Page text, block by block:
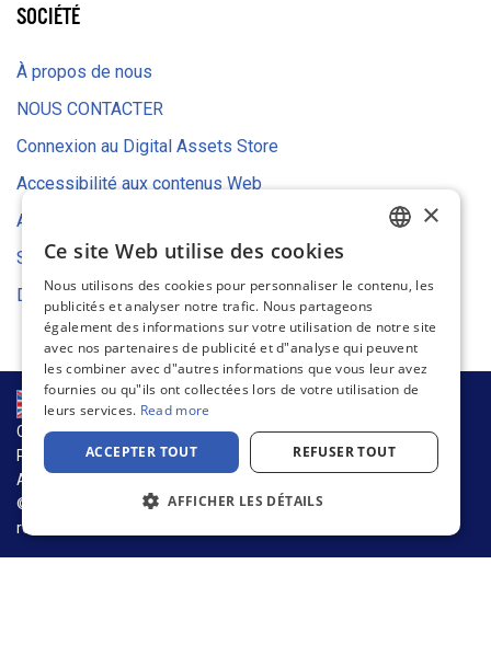
SOCIÉTÉ
À propos de nous
NOUS CONTACTER
Connexion au Digital Assets Store
Accessibilité aux contenus Web
Avis relatif aux cookies
Stratégie environnementale
Déclaration UE de conformité
CHAÎNE D’APPROVISIONNEMENT ET DURABILITÉ
POLITIQUE DE CONFIDENTIALITÉ
Avis relatif aux cookies
© 2026 Warson Group, Inc., d.b.a. Warson Brands. Tous droits
réservés.
FRENCH
GERMAN
DUTCH
ITALIAN
×
Ce site Web utilise des cookies
Nous utilisons des cookies pour personnaliser le contenu, les
publicités et analyser notre trafic. Nous partageons
également des informations sur votre utilisation de notre site
avec nos partenaires de publicité et d"analyse qui peuvent
les combiner avec d"autres informations que vous leur avez
fournies ou qu"ils ont collectées lors de votre utilisation de
leurs services. Read more
ACCEPTER TOUT REFUSER TOUT
AFFICHER LES DÉTAILS